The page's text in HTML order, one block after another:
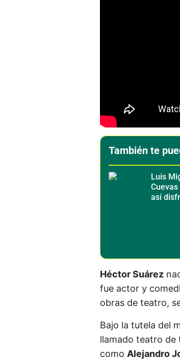
También te
Luis
así
Héctor Suárez
fue actor y
obras de teatro,
Bajo la tutela del
llamado teatro de
como Alejandro